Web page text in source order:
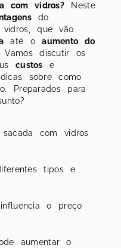
com vidros? Neste
do
que vão
até oaumento do
discutir os
custos e
sobre como
Preparados para
com vidros
tipos e
o preço
aumentar o